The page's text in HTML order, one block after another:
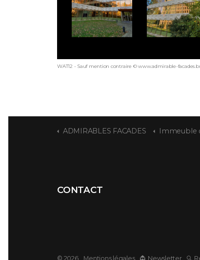
WAT12 - Sauf mention contraire © www.admirable-
ADMIRABLES FACADES Immeuble de
CONTACT
© 2026 Mentions légales Newsletter